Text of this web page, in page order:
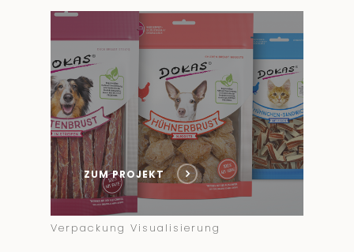
ZUM PROJEKT
Verpackung Visualisierung